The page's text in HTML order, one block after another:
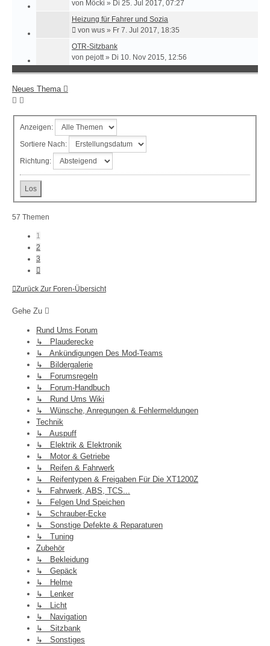
von Möcki » Di 25. Jul 2017, 07:27
Heizung für Fahrer und Sozia
von wus » Fr 7. Jul 2017, 18:35
OTR-Sitzbank
von pejott » Di 10. Nov 2015, 12:56
Neues Thema
Anzeigen:
Sortiere Nach:
Richtung:
57 Themen
1
2
3
Zurück Zur Foren-Übersicht
Gehe Zu
Rund Ums Forum
↳ Plauderecke
↳ Ankündigungen Des Mod-Teams
↳ Bildergalerie
↳ Forumsregeln
↳ Forum-Handbuch
↳ Rund Ums Wiki
↳ Wünsche, Anregungen & Fehlermeldungen
Technik
↳ Auspuff
↳ Elektrik & Elektronik
↳ Motor & Getriebe
↳ Reifen & Fahrwerk
↳ Reifentypen & Freigaben Für Die XT1200Z
↳ Fahrwerk, ABS, TCS...
↳ Felgen Und Speichen
↳ Schrauber-Ecke
↳ Sonstige Defekte & Reparaturen
↳ Tuning
Zubehör
↳ Bekleidung
↳ Gepäck
↳ Helme
↳ Lenker
↳ Licht
↳ Navigation
↳ Sitzbank
↳ Sonstiges